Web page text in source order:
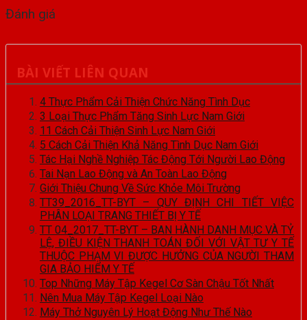
Đánh giá
BÀI VIẾT LIÊN QUAN
4 Thực Phẩm Cải Thiện Chức Năng Tình Dục
3 Loại Thực Phẩm Tăng Sinh Lực Nam Giới
11 Cách Cải Thiện Sinh Lực Nam Giới
5 Cách Cải Thiện Khả Năng Tình Dục Nam Giới
Tác Hại Nghề Nghiệp Tác Động Tới Người Lao Động
Tai Nạn Lao Động và An Toàn Lao Động
Giới Thiệu Chung Về Sức Khỏe Môi Trường
TT39_2016_TT-BYT – QUY ĐỊNH CHI TIẾT VIỆC
PHÂN LOẠI TRANG THIẾT BỊ Y TẾ
TT 04_2017_TT-BYT – BAN HÀNH DANH MỤC VÀ TỶ
LỆ, ĐIỀU KIỆN THANH TOÁN ĐỐI VỚI VẬT TƯ Y TẾ
THUỘC PHẠM VI ĐƯỢC HƯỞNG CỦA NGƯỜI THAM
GIA BẢO HIỂM Y TẾ
Top Những Máy Tập Kegel Cơ Sàn Chậu Tốt Nhất
Nên Mua Máy Tập Kegel Loại Nào
Máy Thở Nguyên Lý Hoạt Động Như Thế Nào